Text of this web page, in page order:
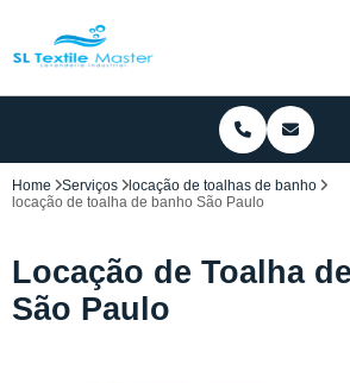
Home Serviços
locação de toalhas de banho
locação de toalha de banho São Paulo
Locação de Toalha
São Paulo